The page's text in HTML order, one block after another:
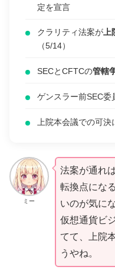
定を宣言
クラリティ法案が上
（5/14）
SECとCFTCの管轄
ゲンスラー前SEC委
上院本会議での可決
ミー
法案が通れ
転換点にな
いのが気に
仮想通貨ビ
てて、上院
うやね。